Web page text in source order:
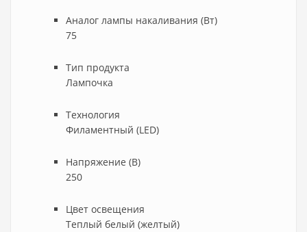
Аналог лампы накаливания (Вт)
75
Тип продукта
Лампочка
Технология
Филаментный (LED)
Напряжение (В)
250
Цвет освещения
Теплый белый (желтый)